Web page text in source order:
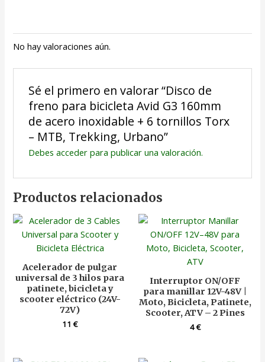
No hay valoraciones aún.
Sé el primero en valorar “Disco de
freno para bicicleta Avid G3 160mm
de acero inoxidable + 6 tornillos Torx
– MTB, Trekking, Urbano”
Debes accederpara publicar una valoración.
Productos relacionados
Acelerador de pulgar
universal de 3 hilos para
patinete, bicicleta y
scooter eléctrico (24V-
72V)
11€
Interruptor ON/OFF
para manillar 12V-48V |
Moto, Bicicleta, Patinete,
Scooter, ATV – 2 Pines
4€